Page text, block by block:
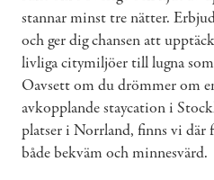
stannar minst tre nätter.
och ger dig chansen att
livliga citymiljöer till lugna
Oavsett om du drömmer om
avkopplande staycation i
platser i Norrland, finns vi där
både bekväm och minnesvärd.